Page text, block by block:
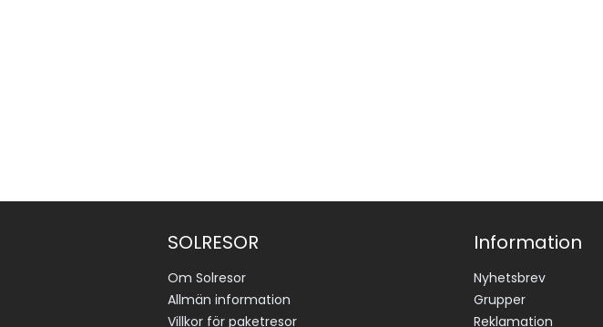
SOLRESOR
Om Solresor
Allmän information
Villkor för paketresor
Information
Nyhetsbrev
Grupper
Reklamation